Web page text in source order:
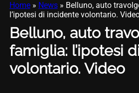
Home» News» Belluno, auto
l’ipotesi di incidente volontario.
Belluno, auto
famiglia: l’ipotesi
volontario. Video